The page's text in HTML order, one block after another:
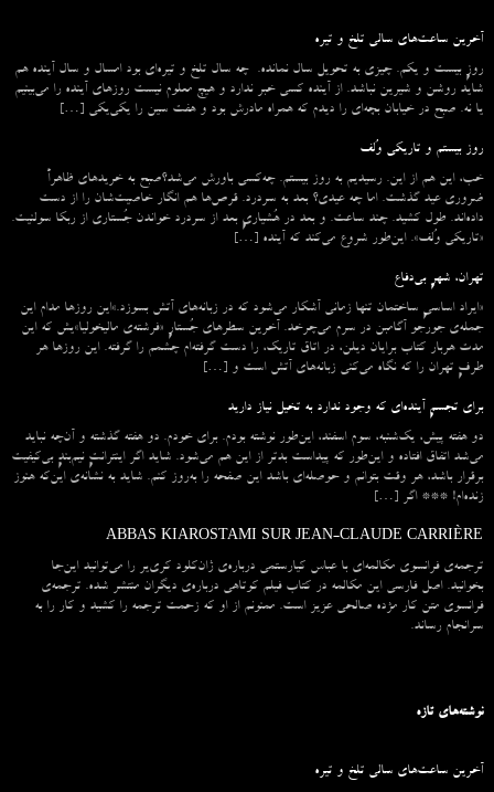
آخرین ساعت‌های سالی تلخ و تیره
روزِ بیست و یکم. چیزی به تحویل سال نمانده. چه سال تلخ و تیره‌ای بود امسال و سال آینده هم
شاید روشن و شیرین نباشد. از آینده کسی خبر ندارد و هیچ معلوم نیست روزهای آینده را می‌بینیم
یا نه. صبح در خیابان بچه‌ای را دیدم که همراه مادرش بود و هفت سین را یکی‌یکی […]
روز بیستم و تاریکی وُلف
خب، این هم از این. رسیدیم به روز بیستم. چه‌کسی باورش می‌شد؟صبح به خریدهای ظاهراً
ضروری عید گذشت. اما چه عیدی؟ بعد به سردرد. قرص‌ها هم انگار خاصیت‌شان را از دست
داده‌اند. طول کشید. چند ساعت. و بعد در هُشیاریِ بعد از سردرد خواندن جُستاری از ربکا سولنیت.
«تاریکی وُلف». این‌طور شروع می‌‌کند که آینده […]
تهران، شهرِ بی‌دفاع
«ایراد اساسیِ ساختمان تنها زمانی آشکار می‌شود که در زبانه‌‌های آتش بسوزد.»این روزها مدام این
جمله‌ی جورجو آگامبن در سرم می‌چرخد. آخرین سطرهای جُستارِ «فرشته‌ی مالیخولیا»یش که این
مدت هربار کتاب برایان دیلن، در اتاق تاریک، را دست گرفته‌ام چشمم را گرفته. این روزها هر
طرفِ تهران را که نگاه می‌کنی زبانه‌های آتش است و […]
برای تجسمِ آینده‌ای که وجود ندارد به تخیل نیاز دارید
دو هفته پیش، یک‌شنبه، سوم اسفند، این‌طور نوشته بودم. برای خودم. دو هفته گذشته و آن‌چه نباید
می‌شد اتفاق افتاده و این‌طور که پیداست بدتر از این هم می‌شود. شاید اگر اینترانتِ نیم‌بندِ بی‌کیفیت
برقرار باشد، هر وقت بتوانم و حوصله‌ای باشد این صفحه را به‌روز کنم. شاید به نشانه‌ی این‌که هنوز
زنده‌ام! *** اگر […]
ABBAS KIAROSTAMI SUR JEAN-CLAUDE CARRIÈRE
ترجمه‌ی فرانسوی مکالمه‌ای با عباس کیارستمی درباره‌ی ژان‌کلود کری‌یر را می‌توانید این‌جا
بخوانید. اصل فارسی این مکالمه در کتاب فیلم کوتاهی درباره‌ی دیگران منتشر شده. ترجمه‌ی
فرانسوی متن کار مژده صالحی عزیز است. ممنونم از او که زحمت ترجمه را کشید و کار را به
سرانجام رساند.
نوشته‌های تازه
آخرین ساعت‌های سالی تلخ و تیره